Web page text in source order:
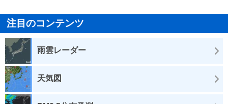
注目のコンテンツ
雨雲レーダー
天気図